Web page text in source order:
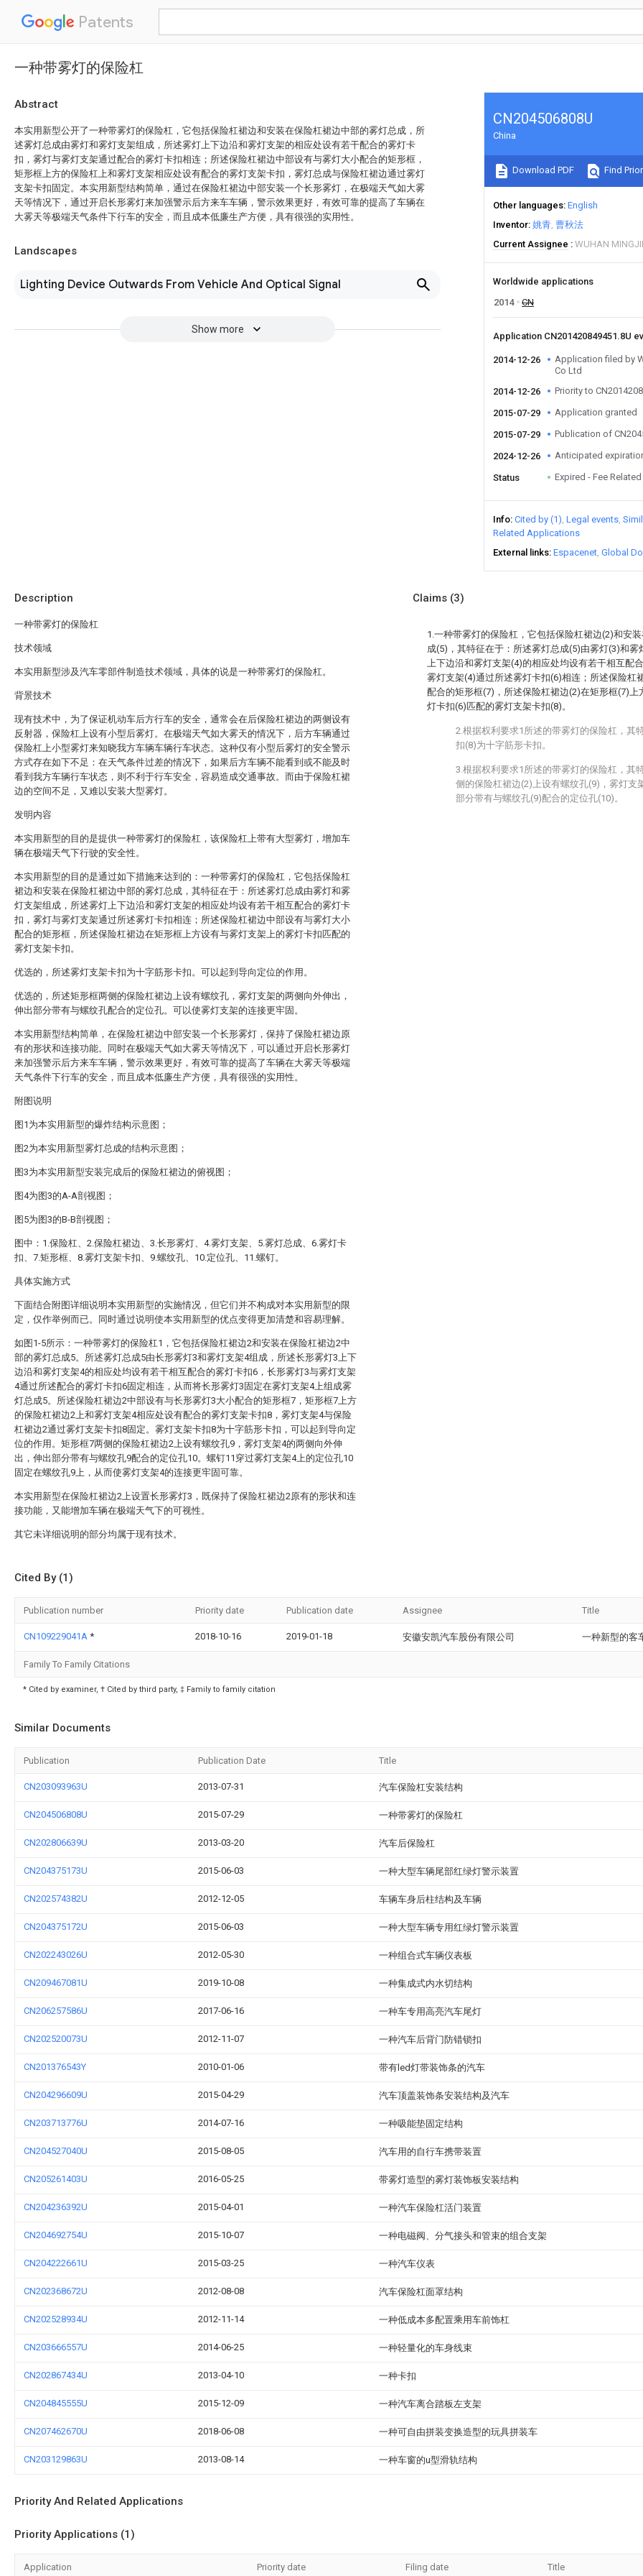
Patents
一种带雾灯的保险杠
Abstract
本实用新型公开了一种带雾灯的保险杠，它包括保险杠裙边和安装在保险杠裙边中部的雾灯总成，所
述雾灯总成由雾灯和雾灯支架组成，所述雾灯上下边沿和雾灯支架的相应处设有若干配合的雾灯卡
扣，雾灯与雾灯支架通过配合的雾灯卡扣相连；所述保险杠裙边中部设有与雾灯大小配合的矩形框，
矩形框上方的保险杠上和雾灯支架相应处设有配合的雾灯支架卡扣，雾灯总成与保险杠裙边通过雾灯
支架卡扣固定。本实用新型结构简单，通过在保险杠裙边中部安装一个长形雾灯，在极端天气如大雾
天等情况下，通过开启长形雾灯来加强警示后方来车车辆，警示效果更好，有效可靠的提高了车辆在
大雾天等极端天气条件下行车的安全，而且成本低廉生产方便，具有很强的实用性。
Landscapes
Lighting Device Outwards From Vehicle And Optical Signal
Show more
CN204506808U
China
Download PDF Find
Other languages English
Inventor 姚青 曹秋法
Current Assignee
WUHAN
Worldwide applications
2014
CN
Application CN201420849451.8U
2014-12-26
Application filed by
Co Ltd
2014-12-26
Priority to
2015-07-29 Application granted
2015-07-29 Publication of
2024-12-26 Anticipated
Status Expired - Fee Related
Info Cited by (1) Legal events
Related Applications
External links Espacenet Global
Description
一种带雾灯的保险杠
技术领域
本实用新型涉及汽车零部件制造技术领域，具体的说是一种带雾灯的保险杠。
背景技术
现有技术中，为了保证机动车后方行车的安全，通常会在后保险杠裙边的两侧设有
反射器，保险杠上设有小型后雾灯。在极端天气如大雾天的情况下，后方车辆通过
保险杠上小型雾灯来知晓我方车辆车辆行车状态。这种仅有小型后雾灯的安全警示
方式存在如下不足：在天气条件过差的情况下，如果后方车辆不能看到或不能及时
看到我方车辆行车状态，则不利于行车安全，容易造成交通事故。而由于保险杠裙
边的空间不足，又难以安装大型雾灯。
发明内容
本实用新型的目的是提供一种带雾灯的保险杠，该保险杠上带有大型雾灯，增加车
辆在极端天气下行驶的安全性。
本实用新型的目的是通过如下措施来达到的：一种带雾灯的保险杠，它包括保险杠
裙边和安装在保险杠裙边中部的雾灯总成，其特征在于：所述雾灯总成由雾灯和雾
灯支架组成，所述雾灯上下边沿和雾灯支架的相应处均设有若干相互配合的雾灯卡
扣，雾灯与雾灯支架通过所述雾灯卡扣相连；所述保险杠裙边中部设有与雾灯大小
配合的矩形框，所述保险杠裙边在矩形框上方设有与雾灯支架上的雾灯卡扣匹配的
雾灯支架卡扣。
优选的，所述雾灯支架卡扣为十字筋形卡扣。可以起到导向定位的作用。
优选的，所述矩形框两侧的保险杠裙边上设有螺纹孔，雾灯支架的两侧向外伸出，
伸出部分带有与螺纹孔配合的定位孔。可以使雾灯支架的连接更牢固。
本实用新型结构简单，在保险杠裙边中部安装一个长形雾灯，保持了保险杠裙边原
有的形状和连接功能。同时在极端天气如大雾天等情况下，可以通过开启长形雾灯
来加强警示后方来车车辆，警示效果更好，有效可靠的提高了车辆在大雾天等极端
天气条件下行车的安全，而且成本低廉生产方便，具有很强的实用性。
附图说明
图1为本实用新型的爆炸结构示意图；
图2为本实用新型雾灯总成的结构示意图；
图3为本实用新型安装完成后的保险杠裙边的俯视图；
图4为图3的A-A剖视图；
图5为图3的B-B剖视图；
图中：1.保险杠、2.保险杠裙边、3.长形雾灯、4.雾灯支架、5.雾灯总成、6.雾灯卡
扣、7.矩形框、8.雾灯支架卡扣、9.螺纹孔、10.定位孔、11.螺钉。
具体实施方式
下面结合附图详细说明本实用新型的实施情况，但它们并不构成对本实用新型的限
定，仅作举例而已。同时通过说明使本实用新型的优点变得更加清楚和容易理解。
如图1-5所示：一种带雾灯的保险杠1，它包括保险杠裙边2和安装在保险杠裙边2中
部的雾灯总成5。所述雾灯总成5由长形雾灯3和雾灯支架4组成，所述长形雾灯3上下
边沿和雾灯支架4的相应处均设有若干相互配合的雾灯卡扣6，长形雾灯3与雾灯支架
4通过所述配合的雾灯卡扣6固定相连，从而将长形雾灯3固定在雾灯支架4上组成雾
灯总成5。所述保险杠裙边2中部设有与长形雾灯3大小配合的矩形框7，矩形框7上方
的保险杠裙边2上和雾灯支架4相应处设有配合的雾灯支架卡扣8，雾灯支架4与保险
杠裙边2通过雾灯支架卡扣8固定。雾灯支架卡扣8为十字筋形卡扣，可以起到导向定
位的作用。矩形框7两侧的保险杠裙边2上设有螺纹孔9，雾灯支架4的两侧向外伸
出，伸出部分带有与螺纹孔9配合的定位孔10。螺钉11穿过雾灯支架4上的定位孔10
固定在螺纹孔9上，从而使雾灯支架4的连接更牢固可靠。
本实用新型在保险杠裙边2上设置长形雾灯3，既保持了保险杠裙边2原有的形状和连
接功能，又能增加车辆在极端天气下的可视性。
其它未详细说明的部分均属于现有技术。
Claims (3)
1.一种带雾灯的保险杠，它包括保险杠裙边(2)和安
成(5)，其特征在于：所述雾灯总成(5)由雾灯(3)和雾
上下边沿和雾灯支架(4)的相应处均设有若干相互配
雾灯支架(4)通过所述雾灯卡扣(6)相连；所述保险杠
配合的矩形框(7)，所述保险杠裙边(2)在矩形框(7)上
灯卡扣(6)匹配的雾灯支架卡扣(8)。
2.根据权利要求1所述的带雾灯的保险杠，其
扣(8)为十字筋形卡扣。
3.根据权利要求1所述的带雾灯的保险杠，其
侧的保险杠裙边(2)上设有螺纹孔(9)，雾灯支
部分带有与螺纹孔(9)配合的定位孔(10)。
Cited By (1)
Publication number Priority date Publication date Assignee Title
CN109229041A * 2018-10-16 2019-01-18 安徽安凯汽车股份有限公司 一种新型的客
Family To Family Citations
* Cited by examiner, † Cited by third party, ‡ Family to family citation
Similar Documents
Publication Publication Date Title
CN203093963U 2013-07-31 汽车保险杠安装结构
CN204506808U 2015-07-29 一种带雾灯的保险杠
CN202806639U 2013-03-20 汽车后保险杠
CN204375173U 2015-06-03 一种大型车辆尾部红绿灯警示装置
CN202574382U 2012-12-05 车辆车身后柱结构及车辆
CN204375172U 2015-06-03 一种大型车辆专用红绿灯警示装置
CN202243026U 2012-05-30 一种组合式车辆仪表板
CN209467081U 2019-10-08 一种集成式内水切结构
CN206257586U 2017-06-16 一种车专用高亮汽车尾灯
CN202520073U 2012-11-07 一种汽车后背门防错锁扣
CN201376543Y 2010-01-06 带有led灯带装饰条的汽车
CN204296609U 2015-04-29 汽车顶盖装饰条安装结构及汽车
CN203713776U 2014-07-16 一种吸能垫固定结构
CN204527040U 2015-08-05 汽车用的自行车携带装置
CN205261403U 2016-05-25 带雾灯造型的雾灯装饰板安装结构
CN204236392U 2015-04-01 一种汽车保险杠活门装置
CN204692754U 2015-10-07 一种电磁阀、分气接头和管束的组合支架
CN204222661U 2015-03-25 一种汽车仪表
CN202368672U 2012-08-08 汽车保险杠面罩结构
CN202528934U 2012-11-14 一种低成本多配置乘用车前饰杠
CN203666557U 2014-06-25 一种轻量化的车身线束
CN202867434U 2013-04-10 一种卡扣
CN204845555U 2015-12-09 一种汽车离合踏板左支架
CN207462670U 2018-06-08 一种可自由拼装变换造型的玩具拼装车
CN203129863U 2013-08-14 一种车窗的u型滑轨结构
Priority And Related Applications
Priority Applications (1)
Application Priority date Filing date Title